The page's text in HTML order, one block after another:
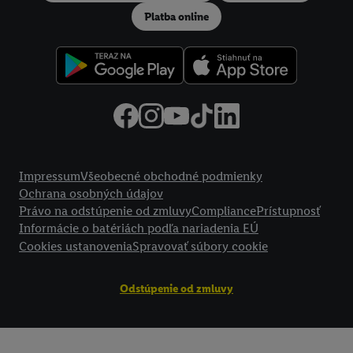
Platba online
ImpressumVšeobecné obchodné podmienky
Ochrana osobných údajov
Právo na odstúpenie od zmluvyCompliancePrístupnosť
Informácie o batériách podľa nariadenia EÚ
Cookies ustanoveniaSpravovať súbory cookie
Odstúpenie od zmluvy
Odmietnuť
" môžete povoliť iba používanie
potrebných technológií. Kliknutím na "Súhlasím
spracúvaním na všetky vyššie uvedené účely. Ďalšie informácie
informácií o dobe uchovávania údajov a Vašom práve kedykoľvek
súhlas s účinnosťou do budúcnosti nájdete v našichzásadách
Imprint nájdete tu.